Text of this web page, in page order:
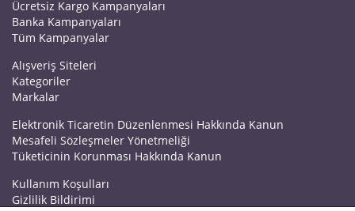
Ücretsiz Kargo Kampanyaları
Banka Kampanyaları
Tüm Kampanyalar
Alışveriş Siteleri
Kategoriler
Markalar
Elektronik Ticaretin Düzenlenmesi Hakkında Kanun
Mesafeli Sözleşmeler Yönetmeliği
Tüketicinin Korunması Hakkında Kanun
Kullanım Koşulları
Gizlilik Bildirimi